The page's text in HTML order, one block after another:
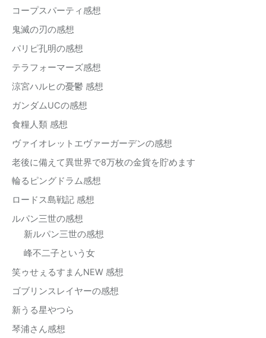
コープスパーティ感想
鬼滅の刃の感想
パリピ孔明の感想
テラフォーマーズ感想
涼宮ハルヒの憂鬱 感想
ガンダムUCの感想
食糧人類 感想
ヴァイオレットエヴァーガーデンの感想
老後に備えて異世界で8万枚の金貨を貯めます
輪るピングドラム感想
ロードス島戦記 感想
ルパン三世の感想
新ルパン三世の感想
峰不二子という女
笑ゥせぇるすまんNEW 感想
ゴブリンスレイヤーの感想
新うる星やつら
琴浦さん感想